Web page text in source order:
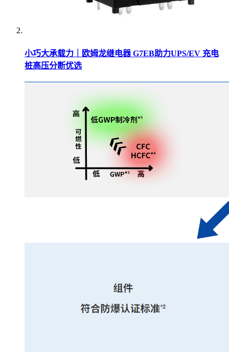
小巧大承载力｜欧姆龙继电器 G7EB助力UPS/EV 充电
桩高压分断优选